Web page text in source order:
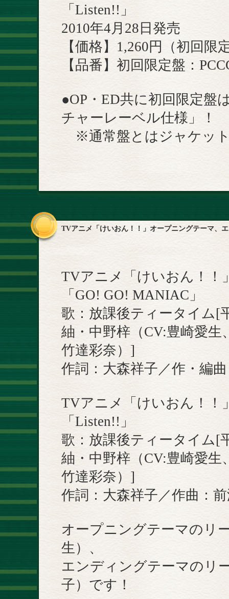
「Listen!!」
2010年4月28日発売
【価格】1,260円（初回限
【品番】初回限定盤：
●OP・ED共に初回限定盤
チャーレーベル仕様」！
※通常盤とはジャケッ
TVアニメ「けいおん！！」オープニングテーマ、
TVアニメ「けいおん！！
「GO! GO! MANIAC」
歌：放課後ティータイム[
紬・中野梓（CV:豊崎愛生
竹達彩奈）]
作詞：大森祥子／作・編
TVアニメ「けいおん！！
「Listen!!」
歌：放課後ティータイム[
紬・中野梓（CV:豊崎愛生
竹達彩奈）]
作詞：大森祥子／作曲：
オープニングテーマのリ
生）、
エンディングテーマのリ
子）です！